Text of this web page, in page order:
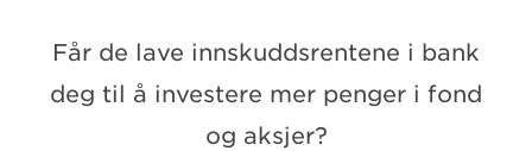
Får de lave innskuddsrentene i bank
deg til å investere mer penger i fond
og aksjer?